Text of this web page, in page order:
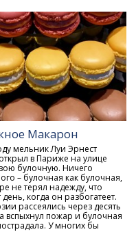
Макарон
мельник Луи Эрнест
в Париже на улице
булочную. Ничего
– булочная как булочная,
не терял надежду, что
день, когда он разбогатеет.
рассеялись через десять
вспыхнул пожар и булочная
У многих бы